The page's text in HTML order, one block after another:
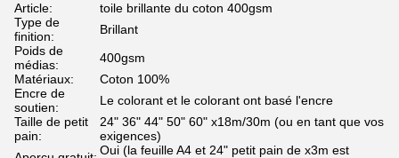
Article:
toile brillante du coton 400gsm
Type de
finition:
Brillant
Poids de
médias:
400gsm
Matériaux:
Coton 100%
Encre de
soutien:
Le colorant et le colorant ont basé l'encre
Taille de petit
pain:
24" 36" 44" 50" 60" x18m/30m (ou en tant que vos
exigences)
Oui (la feuille A4 et 24" petit pain de x3m est